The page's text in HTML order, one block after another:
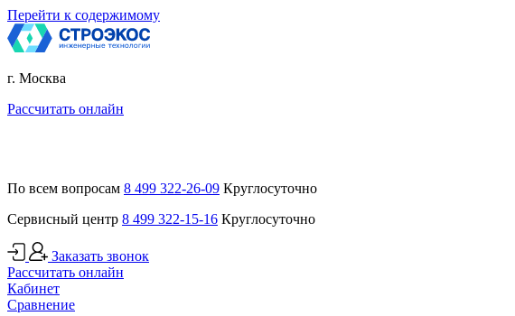
Перейти к содержимому
г. Москва
Рассчитать онлайн
По всем вопросам 8 499 322-26-09 Круглосуточно
Сервисный центр 8 499 322-15-16 Круглосуточно
Заказать звонок
Рассчитать онлайн
Кабинет
Сравнение